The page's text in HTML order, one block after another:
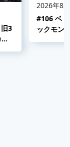
3
2026年8
#106 ベ
ックモン
並み〜